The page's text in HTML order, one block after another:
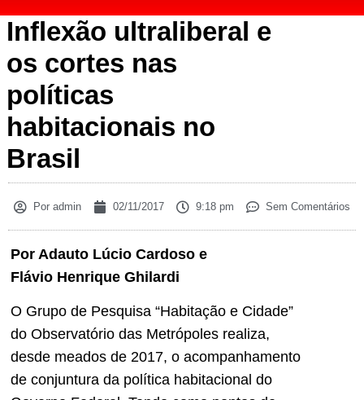
Inflexão ultraliberal e
os cortes nas
políticas
habitacionais no
Brasil
Por admin 02/11/2017 9:18 pm Sem Comentários
Por Adauto Lúcio Cardoso e
Flávio Henrique Ghilardi
O Grupo de Pesquisa “Habitação e Cidade”
do Observatório das Metrópoles realiza,
desde meados de 2017, o acompanhamento
de conjuntura da política habitacional do